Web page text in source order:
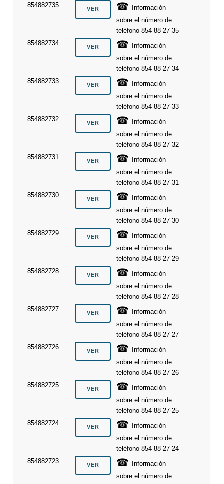
854882735 ☎
Información
sobre el número de
teléfono 854-88-27-35
854882734
☎
Información
sobre el número de
teléfono 854-88-27-34
854882733
☎
Información
sobre el número de
teléfono 854-88-27-33
854882732
☎
Información
sobre el número de
teléfono 854-88-27-32
854882731
☎
Información
sobre el número de
teléfono 854-88-27-31
854882730
☎
Información
sobre el número de
teléfono 854-88-27-30
854882729
☎
Información
sobre el número de
teléfono 854-88-27-29
854882728
☎
Información
sobre el número de
teléfono 854-88-27-28
854882727
☎
Información
sobre el número de
teléfono 854-88-27-27
854882726
☎
Información
sobre el número de
teléfono 854-88-27-26
854882725
☎
Información
sobre el número de
teléfono 854-88-27-25
854882724
☎
Información
sobre el número de
teléfono 854-88-27-24
854882723
☎
Información
sobre el número de